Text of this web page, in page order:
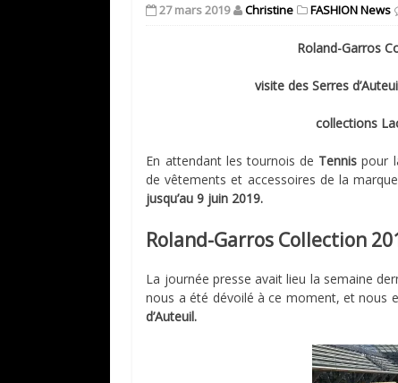
27 mars 2019 Christine FASHION News
Roland-Garros
visite des Serres
collections
En attendant les tournois de Tennis pour
de vêtements et accessoires de la
jusqu’au 9 juin 2019.
Roland-Garros Collection
La journée presse avait lieu la semaine
nous a été dévoilé à ce moment, et nous
d’Auteuil.